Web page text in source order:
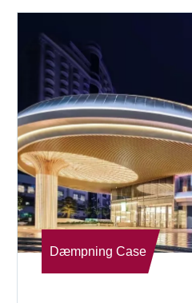
Dæmpning Case